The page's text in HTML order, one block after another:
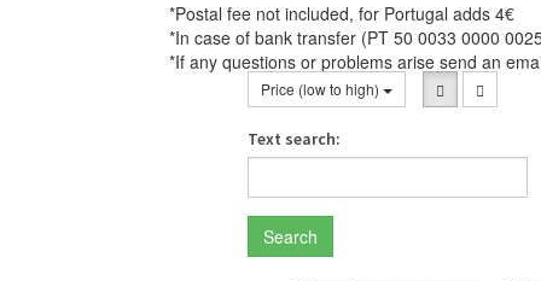
Price (low to high)
Text search:
Search
*Postal fee not included, for Portugal adds 4€
*In case of bank transfer (PT 50 0033 0000
*If any questions or problems arise send an